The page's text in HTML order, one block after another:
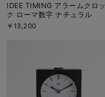
IDEE TIMING アラームクロッ
ク ローマ数字 ナチュラル
￥13,200